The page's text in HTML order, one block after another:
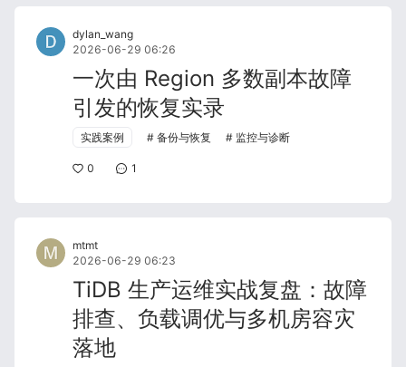
dylan_wang
2026-06-29 06:26
一次由 Region 多数副本故障
引发的恢复实录
实践案例 备份与恢复 监控与诊断
0 1
mtmt
2026-06-29 06:23
TiDB 生产运维实战复盘：故障
排查、负载调优与多机房容灾
落地